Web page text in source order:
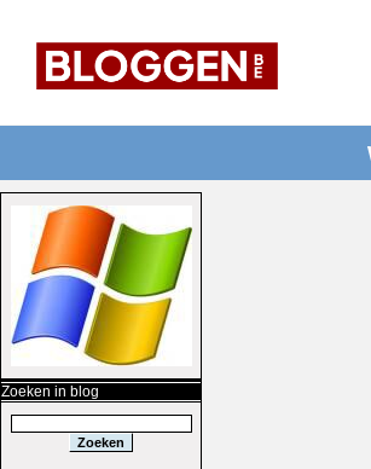
Zoeken in blog